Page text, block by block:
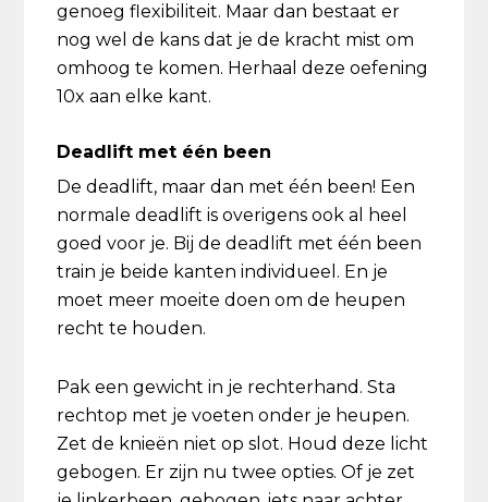
genoeg flexibiliteit. Maar dan bestaat er
nog wel de kans dat je de kracht mist om
omhoog te komen. Herhaal deze oefening
10x aan elke kant.
Deadlift met één been
De deadlift, maar dan met één been! Een
normale deadlift is overigens ook al heel
goed voor je. Bij de deadlift met één been
train je beide kanten individueel. En je
moet meer moeite doen om de heupen
recht te houden.
Pak een gewicht in je rechterhand. Sta
rechtop met je voeten onder je heupen.
Zet de knieën niet op slot. Houd deze licht
gebogen. Er zijn nu twee opties. Of je zet